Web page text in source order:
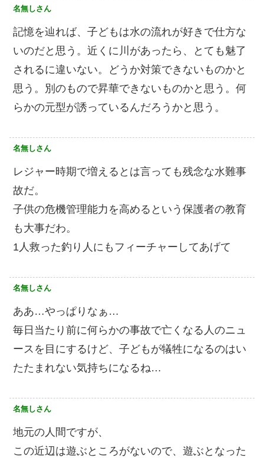
名無しさん
記憶を辿れば、子どもは水の流れが好きで仕方な
いのだと思う。近くに川があったら、とても魅了
されるに違いない。どうか対策できないものかと
思う。別のもので昇華できないものかと思う。何
らかの元型が誘っているんだろうかと思う。
名無しさん
レジャー時期で増えるとは言っても残念な水難事
故だ。
子供の危機管理能力を高めるという保護者の教育
も大事だわ。
1人救った釣り人にもフィーチャーしてあげて
名無しさん
ああ…やっぱりなぁ…
毎日当たり前に何らかの事故で亡くなる人のニュ
ースを目にするけど、子どもが犠牲になるのはい
たたまれない気持ちになるね…
名無しさん
地元の人間ですが、
この近辺は遊ぶところがないので、遊ぶとなった